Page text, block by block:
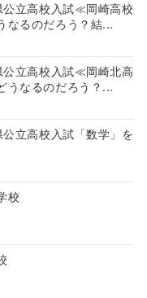
公立高校入試≪岡崎高校
なるのだろう？結...
公立高校入試≪岡崎北高
うなるのだろう？...
立高校入試「数学」を
校